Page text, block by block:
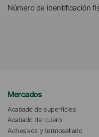
Número de identificación
Mercados
Acabado de superficies
Acabado del cuero
Adhesivos y termosellado